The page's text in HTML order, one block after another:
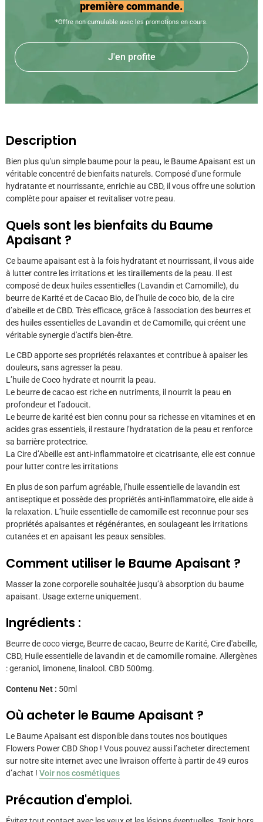
première commande.
*Offre non cumulable avec les promotions en cours.
J'en profite
Description
Bien plus qu'un simple baume pour la peau, le Baume Apaisant est un
véritable concentré de bienfaits naturels. Composé d'une formule
hydratante et nourrissante, enrichie au CBD, il vous offre une solution
complète pour apaiser et revitaliser votre peau.
Quels sont les bienfaits du Baume
Apaisant ?
Ce baume apaisant est à la fois hydratant et nourrissant, il vous aide
à lutter contre les irritations et les tiraillements de la peau. Il est
composé de deux huiles essentielles (Lavandin et Camomille), du
beurre de Karité et de Cacao Bio, de l’huile de coco bio, de la cire
d’abeille et de CBD. Très efficace, grâce à l'association des beurres et
des huiles essentielles de Lavandin et de Camomille, qui créent une
véritable synergie d'actifs bien-être.
Le CBD apporte ses propriétés relaxantes et contribue à apaiser les
douleurs, sans agresser la peau.
L’huile de Coco hydrate et nourrit la peau.
Le beurre de cacao est riche en nutriments, il nourrit la peau en
profondeur et l’adoucit.
Le beurre de karité est bien connu pour sa richesse en vitamines et en
acides gras essentiels, il restaure l’hydratation de la peau et renforce
sa barrière protectrice.
La Cire d’Abeille est anti-inflammatoire et cicatrisante, elle est connue
pour lutter contre les irritations
En plus de son parfum agréable, l’huile essentielle de lavandin est
antiseptique et possède des propriétés anti-inflammatoire, elle aide à
la relaxation. L’huile essentielle de camomille est reconnue pour ses
propriétés apaisantes et régénérantes, en soulageant les irritations
cutanées et en apaisant les peaux sensibles.
Comment utiliser le Baume Apaisant ?
Masser la zone corporelle souhaitée jusqu’à absorption du baume
apaisant. Usage externe uniquement.
Ingrédients :
Beurre de coco vierge, Beurre de cacao, Beurre de Karité, Cire d'abeille,
CBD, Huile essentielle de lavandin et de camomille romaine. Allergènes
: geraniol, limonene, linalool. CBD 500mg.
Contenu Net : 50ml
Où acheter le Baume Apaisant ?
Le Baume Apaisant est disponible dans toutes nos boutiques
Flowers Power CBD Shop ! Vous pouvez aussi l’acheter directement
sur notre site internet avec une livraison offerte à partir de 49 euros
d’achat ! Voir nos cosmétiques
Précaution d'emploi.